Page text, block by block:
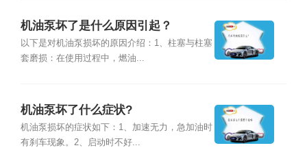
机油泵坏了是什么原因引起？
以下是对机油泵损坏的原因介绍：1、柱塞与柱塞
套磨损：在使用过程中，燃油...
机油泵坏了什么症状?
机油泵损坏的症状如下：1、加速无力，急加油时
有刹车现象。2、启动时不好...